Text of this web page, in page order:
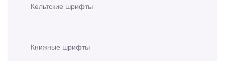
Кельтские шрифты
Книжные шрифты